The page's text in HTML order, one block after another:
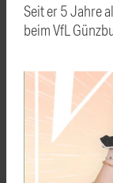
Seit er 5 Jahre
beim VfL